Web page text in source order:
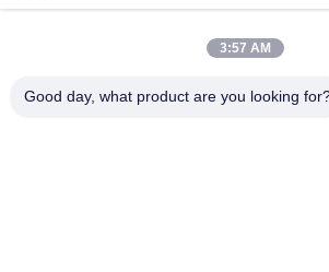
বৈদ্যুতিন প্যাকেজ উত্পাদনের লাইনের জন্য স্বয়ংক্রিয়
3:57 AM
Good day, what product are you looking